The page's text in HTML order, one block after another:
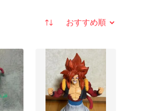
並び替え